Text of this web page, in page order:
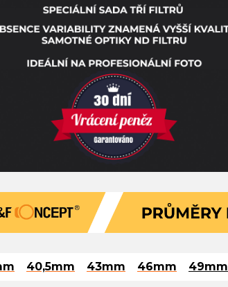
40,5mm 43mm 46mm 49mm